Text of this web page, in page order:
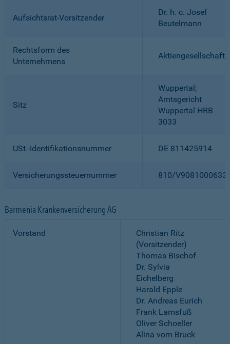
Aufsichtsrat-Vorsitzender
Dr. h. c. Josef
Beutelmann
Rechtsform des
Unternehmens
Aktiengesellschaft
Sitz
Wuppertal;
Amtsgericht
Wuppertal HRB
3033
USt.-Identifikationsnummer DE 811425914
Versicherungssteuernummer 810/
Barmenia Krankenversicherung AG
Vorstand
Christian Ritz
(Vorsitzender)
Thomas Bischof
Dr. Sylvia
Eichelberg
Harald Epple
Dr. Andreas Eurich
Frank Lamsfuß
Oliver Schoeller
Alina vom Bruck